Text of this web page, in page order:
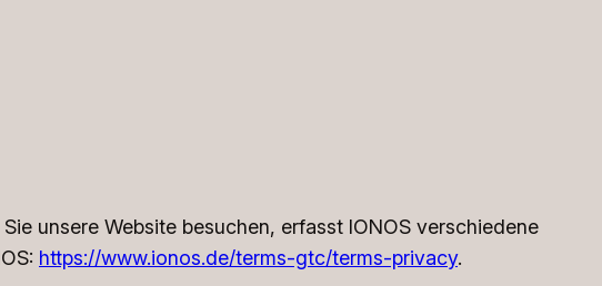
unsere Website besuchen, erfasst IONOS verschiedene
https://www.ionos.de/terms-gtc/terms-privacy.